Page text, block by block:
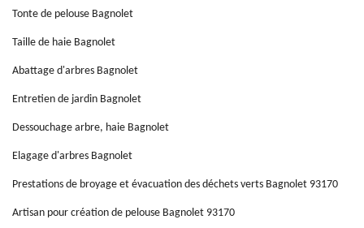
Tonte de pelouse Bagnolet
Taille de haie Bagnolet
Abattage d'arbres Bagnolet
Entretien de jardin Bagnolet
Dessouchage arbre, haie Bagnolet
Elagage d'arbres Bagnolet
Prestations de broyage et évacuation des déchets verts Bagnolet 93170
Artisan pour création de pelouse Bagnolet 93170